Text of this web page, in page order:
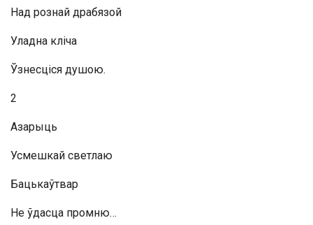
Над рознай драбязой
Уладна кліча
Ўзнесціся душою.
2
Азарыць
Усмешкай светлаю
Бацькаўтвар
Не ўдасца промню…